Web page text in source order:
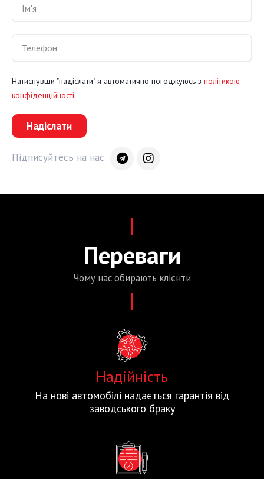
Натиснувши "надіслати" я автоматично погоджуюсь з політикою
конфіденційності.
Надіслати
Підписуйтесь на нас
Переваги
Чому насобирають клієнти
Надійність
На нові автомобілі надається гарантія від
заводського браку